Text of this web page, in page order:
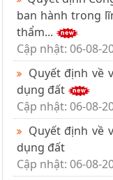
ban hành trong
thẩm...
Cập nhật: 06-08-
Quyết định về
dụng đất
Cập nhật: 06-08-
Quyết định về
dụng đất
Cập nhật: 06-08-